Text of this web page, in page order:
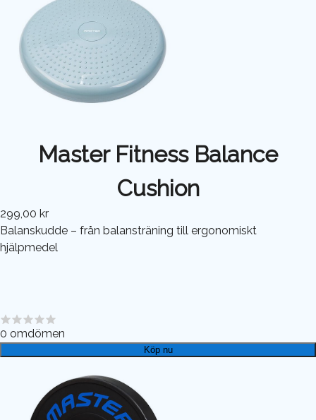
Master Fitness Balance
Cushion
299,00 kr
Balanskudde – från balansträning till ergonomiskt
hjälpmedel
0 omdömen
Köp nu